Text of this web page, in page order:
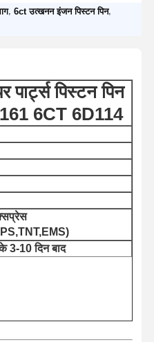
,6ct उत्खनन इंजन पिस्टन पिन,
पिस्टन पिन
6CT 6D114
3-10 दिन बाद